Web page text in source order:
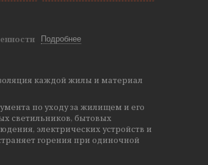
Подробнее
каждой жилы и материал
по уходу за жилищем и его
светильников, бытовых
электрических устройств и
горения при одиночной